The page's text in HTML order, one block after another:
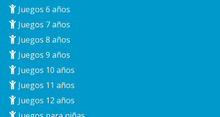
Juegos 6 años
Juegos 7 años
Juegos 8 años
Juegos 9 años
Juegos 10 años
Juegos 11 años
Juegos 12 años